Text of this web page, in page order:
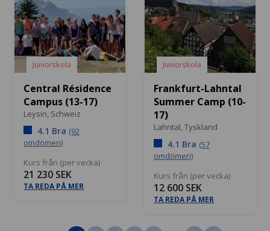
Juniorskola
Central Résidence
Campus (13-17)
Leysin, Schweiz
4.1 Bra (92
omdömen)
Kurs från (per vecka)
21 230 SEK
TA REDA PÅ MER
Juniorskola
Frankfurt-Lahntal
Summer Camp (10-
17)
Lahntal,Tyskland
4.1 Bra (57
omdömen)
Kurs från (per vecka)
12 600 SEK
TA REDA PÅ MER